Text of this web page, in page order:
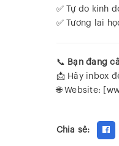
✅ Tự do kinh
✅ Tương lai
📞 Bạn đang
📩 Hãy inbox
🌐 Website:
Chia sẻ: